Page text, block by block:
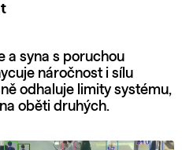
a syna s poruchou
náročnost i sílu
odhaluje limity systému,
oběti druhých.